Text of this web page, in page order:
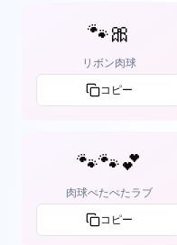
🐾🎀
リボン肉球
コピー
🐾🐾💕
肉球ぺたぺたラブ
コピー